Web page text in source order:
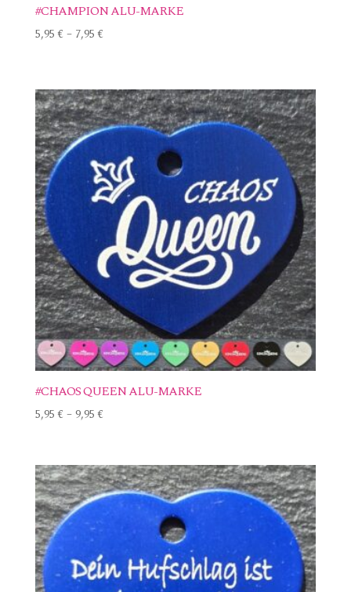
#CHAMPION ALU-MARKE
5,95€ – 7,95€
#CHAOS QUEEN ALU-MARKE
5,95€ –9,95€